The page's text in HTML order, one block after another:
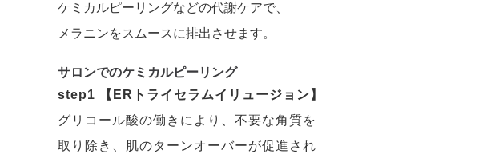
ケミカルピーリングなどの代謝ケアで、
メラニンをスムースに排出させます。
サロンでのケミカルピーリング
step1 【ERトライセラムイリュージョン】
グリコール酸の働きにより、不要な角質を
取り除き、肌のターンオーバーが促進され